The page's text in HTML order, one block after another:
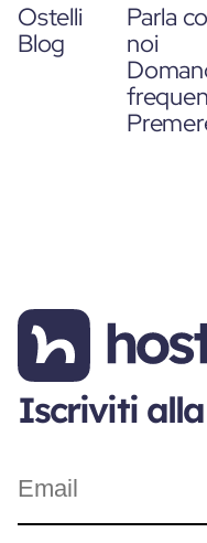
Ostelli
Blog
Parla
noi
Iscriviti